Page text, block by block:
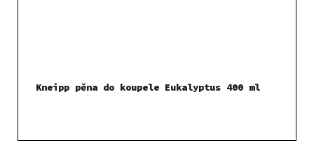
Kneipp pěna do koupele Eukalyptus 400 ml